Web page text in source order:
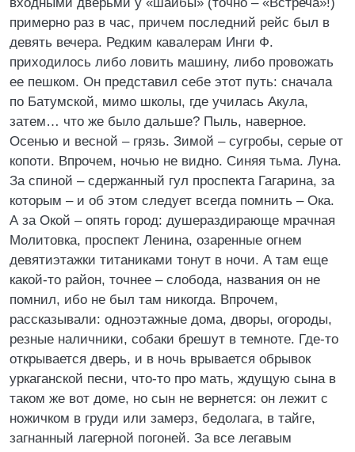
примерно раз в час, причем последний рейс был в
девять вечера. Редким кавалерам Инги Ф.
приходилось либо ловить машину, либо провожать
ее пешком. Он представил себе этот путь: сначала
по Батумской, мимо школы, где училась Акула,
затем… что же было дальше? Пыль, наверное.
Осенью и весной – грязь. Зимой – сугробы, серые от
копоти. Впрочем, ночью не видно. Синяя тьма. Луна.
За спиной – сдержанный гул проспекта Гагарина, за
которым – и об этом следует всегда помнить – Ока.
А за Окой – опять город: душераздирающе мрачная
Молитовка, проспект Ленина, озаренные огнем
девятиэтажки титаниками тонут в ночи. А там еще
какой-то район, точнее – слобода, названия он не
помнил, ибо не был там никогда. Впрочем,
рассказывали: одноэтажные дома, дворы, огороды,
резные наличники, собаки брешут в темноте. Где-то
открывается дверь, и в ночь врывается обрывок
уркаганской песни, что-то про мать, ждущую сына в
таком же вот доме, но сын не вернется: он лежит с
ножичком в груди или замерз, бедолага, в тайге,
загнанный лагерной погоней. За все легавым